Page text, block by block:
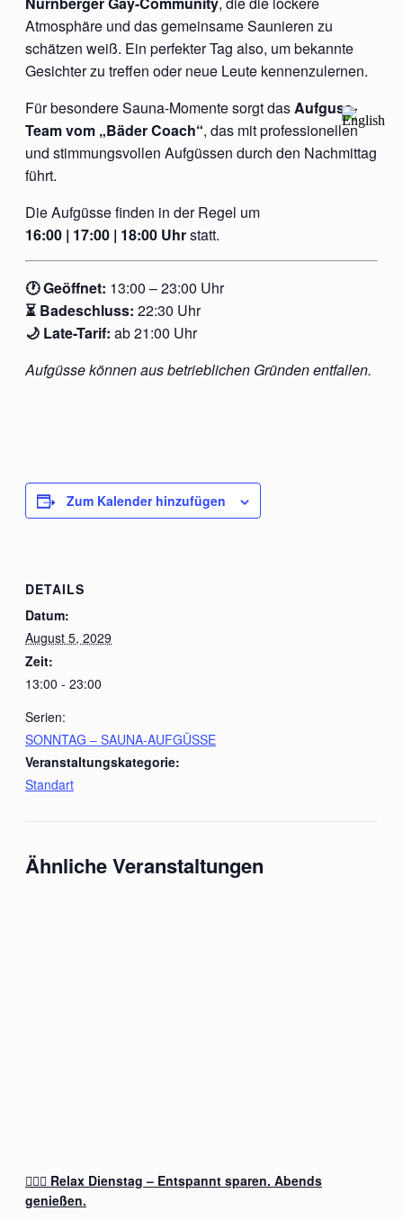
Atmosphäre und das gemeinsame Saunieren zu
schätzen weiß. Ein perfekter Tag also, um bekannte
Gesichter zu treffen oder neue Leute kennenzulernen.
Für besondere Sauna-Momente sorgt dasAufguss-
Team vom „Bäder Coach“, das mit professionellen
und stimmungsvollen Aufgüssen durch den Nachmittag
führt.
Die Aufgüsse finden in der Regel um
16:00 | 17:00 | 18:00 Uhrstatt.
🕐 Geöffnet: 13:00 – 23:00 Uhr
⏳ Badeschluss: 22:30 Uhr
🌙 Late-Tarif: ab 21:00 Uhr
Aufgüsse können aus betrieblichen Gründen entfallen.
Zum Kalender hinzufügen
DETAILS
Datum:
August 5, 2029
Zeit:
13:00 - 23:00
Serien:
SONNTAG – SAUNA-AUFGÜSSE
Veranstaltungskategorie:
Standart
Ähnliche Veranstaltungen
🧖‍♂️✨ Relax Dienstag – Entspannt sparen. Abends
genießen.